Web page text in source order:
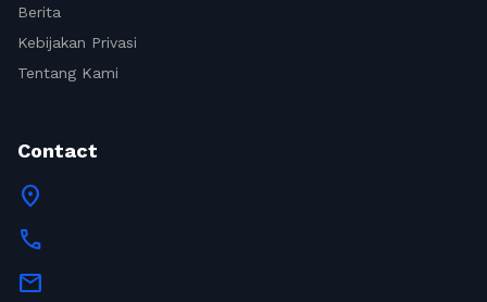
Berita
Kebijakan Privasi
Tentang Kami
Contact
location_on
call
mail